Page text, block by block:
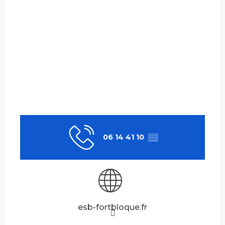
06 14 41 10 ▒▒
esb-fortbloque.fr